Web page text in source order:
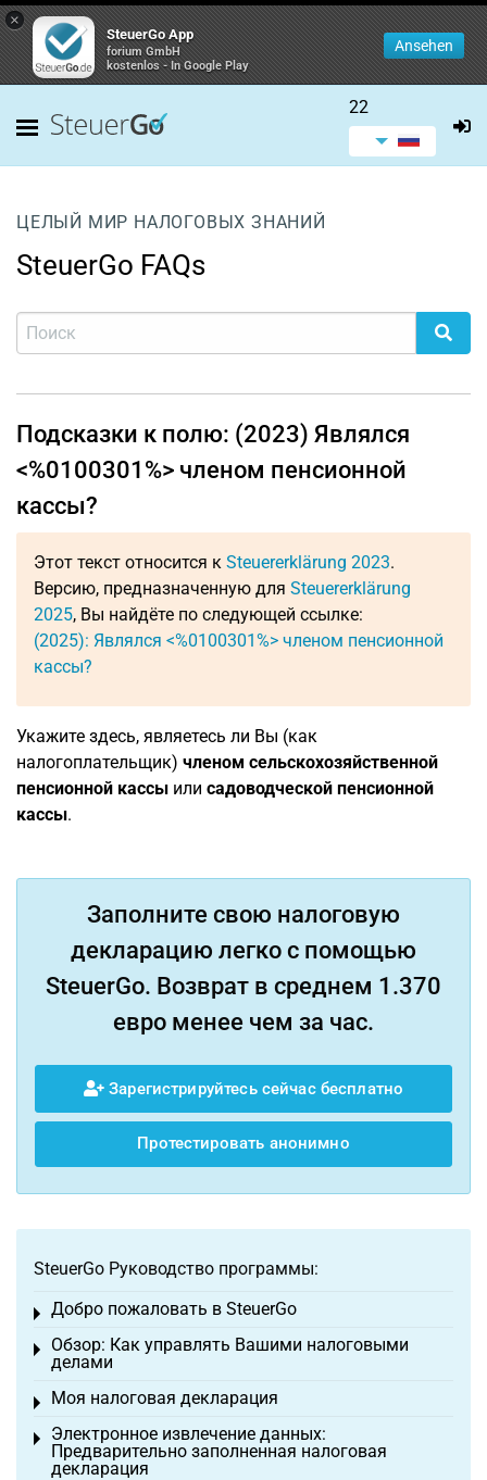
×
SteuerGo App
forium GmbH
kostenlos - In Google Play
Ansehen
22
ЦЕЛЫЙ МИР НАЛОГОВЫХ ЗНАНИЙ
SteuerGo FAQs
Подсказки к полю: (2023) Являлся
<%0100301%> членом пенсионной
кассы?
Этот текст относится к Steuererklärung 2023.
Версию, предназначенную для Steuererklärung
2025, Вы найдёте по следующей ссылке:
(2025): Являлся <%0100301%> членом пенсионной
кассы?
Укажите здесь, являетесь ли Вы (как
налогоплательщик) членом сельскохозяйственной
пенсионной кассы или садоводческой пенсионной
кассы.
Заполните свою налоговую
декларацию легко с помощью
SteuerGo. Возврат в среднем 1.370
евро менее чем за час.
Зарегистрируйтесь сейчас бесплатно
Протестировать анонимно
SteuerGo Руководство программы:
Добро пожаловать в SteuerGo
Toggle menu
Обзор: Как управлять Вашими налоговыми
делами
Toggle menu
Моя налоговая декларация
Toggle menu
Электронное извлечение данных:
Предварительно заполненная налоговая
декларация
Toggle menu